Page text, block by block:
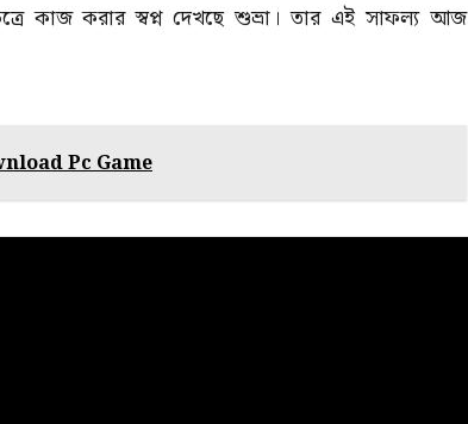
কাজ করার স্বপ্ন দেখছে শুভ্রা। তার এই সাফল্য আজ
Pc Game